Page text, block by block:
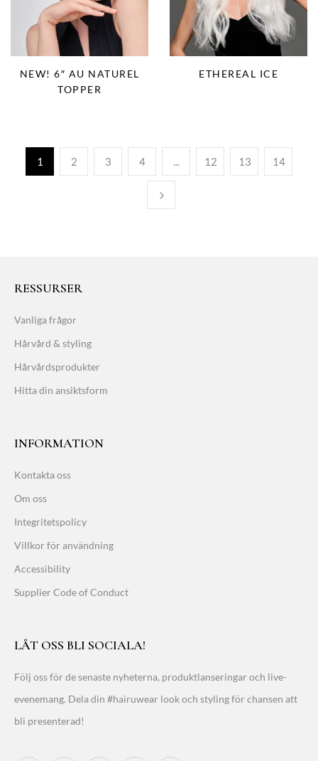
NEW! 6″ AU NATUREL
TOPPER
ETHEREAL ICE
1 2 3 4 ... 12 13 14
RESSURSER
Vanliga frågor
Hårvård & styling
Hårvårdsprodukter
Hitta din ansiktsform
INFORMATION
Kontakta oss
Om oss
Integritetspolicy
Villkor för användning
Accessibility
Supplier Code of Conduct
LÅT OSS BLI SOCIALA!
Följ oss för de senaste nyheterna, produktlanseringar och live-
evenemang. Dela din #hairuwear look och styling för chansen att
bli presenterad!